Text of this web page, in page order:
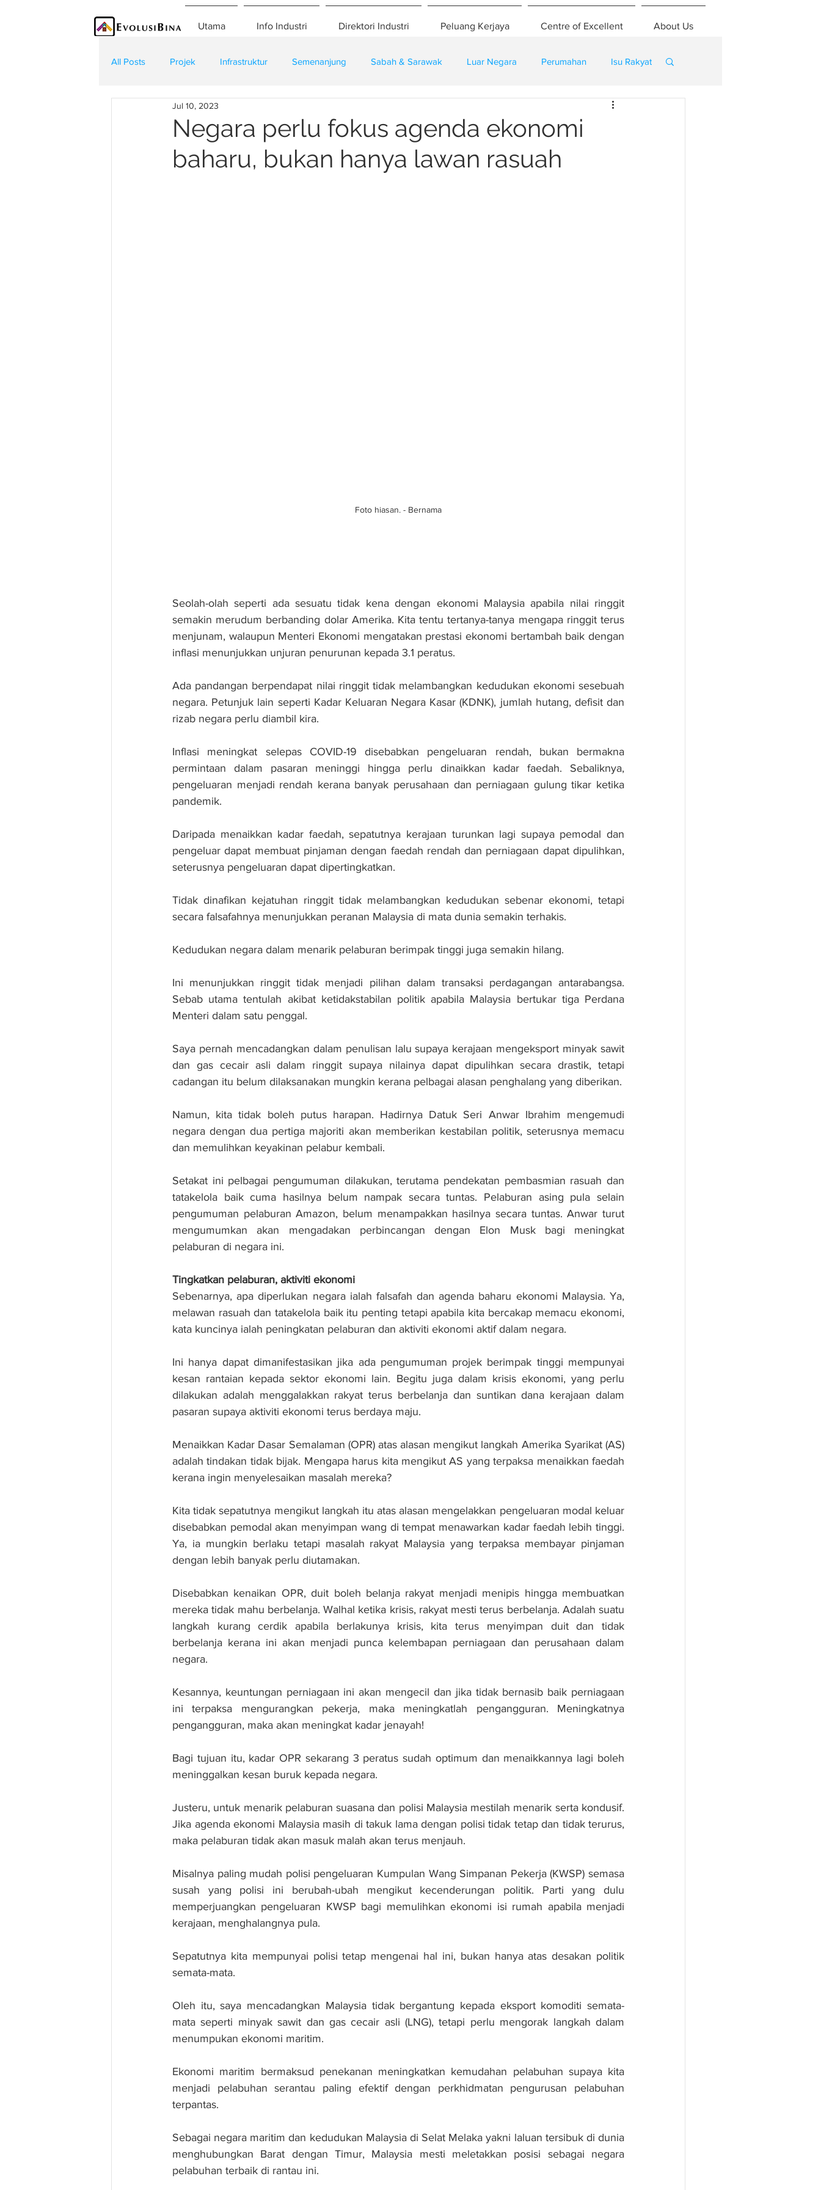
Utama Info Industri Direktori Industri Peluang Kerjaya Centre of Excellent About Us
All Posts Projek Infrastruktur Semenanjung Sabah & Sarawak Luar Negara Perumahan Isu Rakyat
Teknologi Kontraktor
Negara perlu fokus agenda ekonomi
baharu, bukan hanya lawan rasuah
Jul 10, 2023
Foto hiasan. - Bernama
Seolah-olah seperti ada sesuatu tidak kena dengan ekonomi Malaysia apabila nilai ringgit
semakin merudum berbanding dolar Amerika. Kita tentu tertanya-tanya mengapa ringgit terus
menjunam, walaupun Menteri Ekonomi mengatakan prestasi ekonomi bertambah baik dengan
inflasi menunjukkan unjuran penurunan kepada 3.1 peratus.
Ada pandangan berpendapat nilai ringgit tidak melambangkan kedudukan ekonomi sesebuah
negara. Petunjuk lain seperti Kadar Keluaran Negara Kasar (KDNK), jumlah hutang, defisit dan
rizab negara perlu diambil kira.
Inflasi meningkat selepas COVID-19 disebabkan pengeluaran rendah, bukan bermakna
permintaan dalam pasaran meninggi hingga perlu dinaikkan kadar faedah. Sebaliknya,
pengeluaran menjadi rendah kerana banyak perusahaan dan perniagaan gulung tikar ketika
pandemik.
Daripada menaikkan kadar faedah, sepatutnya kerajaan turunkan lagi supaya pemodal dan
pengeluar dapat membuat pinjaman dengan faedah rendah dan perniagaan dapat dipulihkan,
seterusnya pengeluaran dapat dipertingkatkan.
Tidak dinafikan kejatuhan ringgit tidak melambangkan kedudukan sebenar ekonomi, tetapi
secara falsafahnya menunjukkan peranan Malaysia di mata dunia semakin terhakis.
Kedudukan negara dalam menarik pelaburan berimpak tinggi juga semakin hilang.
Ini menunjukkan ringgit tidak menjadi pilihan dalam transaksi perdagangan antarabangsa.
Sebab utama tentulah akibat ketidakstabilan politik apabila Malaysia bertukar tiga Perdana
Menteri dalam satu penggal.
Saya pernah mencadangkan dalam penulisan lalu supaya kerajaan mengeksport minyak sawit
dan gas cecair asli dalam ringgit supaya nilainya dapat dipulihkan secara drastik, tetapi
cadangan itu belum dilaksanakan mungkin kerana pelbagai alasan penghalang yang diberikan.
Namun, kita tidak boleh putus harapan. Hadirnya Datuk Seri Anwar Ibrahim mengemudi
negara dengan dua pertiga majoriti akan memberikan kestabilan politik, seterusnya memacu
dan memulihkan keyakinan pelabur kembali.
Setakat ini pelbagai pengumuman dilakukan, terutama pendekatan pembasmian rasuah dan
tatakelola baik cuma hasilnya belum nampak secara tuntas. Pelaburan asing pula selain
pengumuman pelaburan Amazon, belum menampakkan hasilnya secara tuntas. Anwar turut
mengumumkan akan mengadakan perbincangan dengan Elon Musk bagi meningkat
pelaburan di negara ini.
Tingkatkan pelaburan, aktiviti ekonomi
Sebenarnya, apa diperlukan negara ialah falsafah dan agenda baharu ekonomi Malaysia. Ya,
melawan rasuah dan tatakelola baik itu penting tetapi apabila kita bercakap memacu ekonomi,
kata kuncinya ialah peningkatan pelaburan dan aktiviti ekonomi aktif dalam negara.
Ini hanya dapat dimanifestasikan jika ada pengumuman projek berimpak tinggi mempunyai
kesan rantaian kepada sektor ekonomi lain. Begitu juga dalam krisis ekonomi, yang perlu
dilakukan adalah menggalakkan rakyat terus berbelanja dan suntikan dana kerajaan dalam
pasaran supaya aktiviti ekonomi terus berdaya maju.
Menaikkan Kadar Dasar Semalaman (OPR) atas alasan mengikut langkah Amerika Syarikat (AS)
adalah tindakan tidak bijak. Mengapa harus kita mengikut AS yang terpaksa menaikkan faedah
kerana ingin menyelesaikan masalah mereka?
Kita tidak sepatutnya mengikut langkah itu atas alasan mengelakkan pengeluaran modal keluar
disebabkan pemodal akan menyimpan wang di tempat menawarkan kadar faedah lebih tinggi.
Ya, ia mungkin berlaku tetapi masalah rakyat Malaysia yang terpaksa membayar pinjaman
dengan lebih banyak perlu diutamakan.
Disebabkan kenaikan OPR, duit boleh belanja rakyat menjadi menipis hingga membuatkan
mereka tidak mahu berbelanja. Walhal ketika krisis, rakyat mesti terus berbelanja. Adalah suatu
langkah kurang cerdik apabila berlakunya krisis, kita terus menyimpan duit dan tidak
berbelanja kerana ini akan menjadi punca kelembapan perniagaan dan perusahaan dalam
negara.
Kesannya, keuntungan perniagaan ini akan mengecil dan jika tidak bernasib baik perniagaan
ini terpaksa mengurangkan pekerja, maka meningkatlah pengangguran. Meningkatnya
pengangguran, maka akan meningkat kadar jenayah!
Bagi tujuan itu, kadar OPR sekarang 3 peratus sudah optimum dan menaikkannya lagi boleh
meninggalkan kesan buruk kepada negara.
Justeru, untuk menarik pelaburan suasana dan polisi Malaysia mestilah menarik serta kondusif.
Jika agenda ekonomi Malaysia masih di takuk lama dengan polisi tidak tetap dan tidak terurus,
maka pelaburan tidak akan masuk malah akan terus menjauh.
Misalnya paling mudah polisi pengeluaran Kumpulan Wang Simpanan Pekerja (KWSP) semasa
susah yang polisi ini berubah-ubah mengikut kecenderungan politik. Parti yang dulu
memperjuangkan pengeluaran KWSP bagi memulihkan ekonomi isi rumah apabila menjadi
kerajaan, menghalangnya pula.
Sepatutnya kita mempunyai polisi tetap mengenai hal ini, bukan hanya atas desakan politik
semata-mata.
Oleh itu, saya mencadangkan Malaysia tidak bergantung kepada eksport komoditi semata-
mata seperti minyak sawit dan gas cecair asli (LNG), tetapi perlu mengorak langkah dalam
menumpukan ekonomi maritim.
Ekonomi maritim bermaksud penekanan meningkatkan kemudahan pelabuhan supaya kita
menjadi pelabuhan serantau paling efektif dengan perkhidmatan pengurusan pelabuhan
terpantas.
Sebagai negara maritim dan kedudukan Malaysia di Selat Melaka yakni laluan tersibuk di dunia
menghubungkan Barat dengan Timur, Malaysia mesti meletakkan posisi sebagai negara
pelabuhan terbaik di rantau ini.